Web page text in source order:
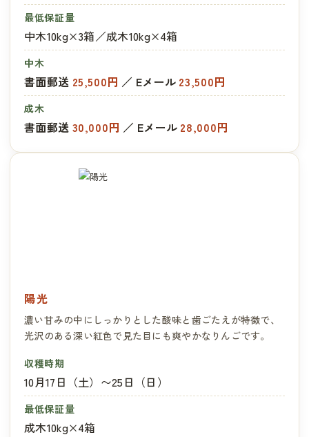
最低保証量
中木10kg×3箱／成木10kg×4箱
中木
書面郵送 25,500円 ／ Eメール 23,500円
成木
書面郵送 30,000円 ／ Eメール 28,000円
陽光
濃い甘みの中にしっかりとした酸味と歯ごたえが特徴で、
光沢のある深い紅色で見た目にも爽やかなりんごです。
収穫時期
10月17日（土）〜25日（日）
最低保証量
成木10kg×4箱